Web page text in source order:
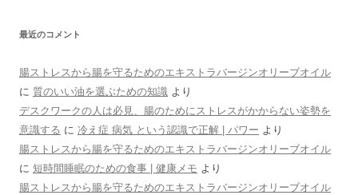
最近のコメント
腸ストレスから腸を守るためのエキストラバージンオリーブオイル
に 質のいい油を選ぶための知識 より
デスクワークの人は必見、腸のためにストレスがかからない姿勢を
意識する に 冷え症 病気 という認識で正解 | パワー より
腸ストレスから腸を守るためのエキストラバージンオリーブオイル
に 短時間睡眠のための食事 | 健康メモ より
腸ストレスから腸を守るためのエキストラバージンオリーブオイル